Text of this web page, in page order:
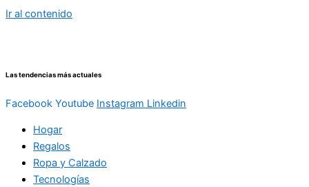
Ir al contenido
Las tendencias más actuales
Facebook Youtube Instagram Linkedin
Hogar
Regalos
Ropa y Calzado
Tecnologías